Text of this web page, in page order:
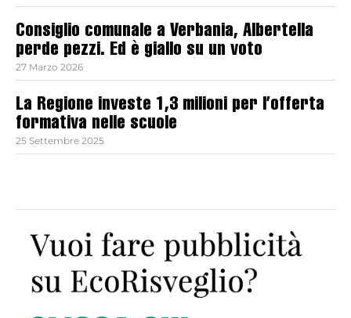
Consiglio comunale a Verbania, Albertella
perde pezzi. Ed è giallo su un voto
27 Marzo 2026
La Regione investe 1,3 milioni per l’offerta
formativa nelle scuole
25 Settembre 2025